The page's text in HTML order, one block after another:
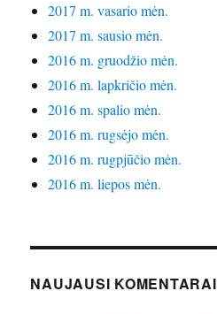
2017 m. vasario mėn.
2017 m. sausio mėn.
2016 m. gruodžio mėn.
2016 m. lapkričio mėn.
2016 m. spalio mėn.
2016 m. rugsėjo mėn.
2016 m. rugpjūčio mėn.
2016 m. liepos mėn.
NAUJAUSI KOMENTARAI